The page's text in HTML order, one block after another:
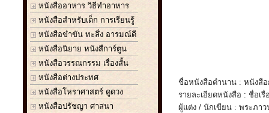
หนังสืออาหาร วิธีทำอาหาร
หนังสือสำหรับเด็ก การเรียนรู้
หนังสือขำขัน ทะลึ่ง อารมณ์ดี
หนังสือนิยาย หนังสืการ์ตูน
หนังสือวรรณกรรม เรื่องสั้น
หนังสือต่างประทศ
หนังสือโหราศาสตร์ ดูดวง
หนังสือปรัชญา ศาสนา
ชื่อหนังสือตำนาน : หนังสื
รายละเอียดหนังสือ : ชื่อเ
ผู้แต่ง / นักเขียน : พระภา